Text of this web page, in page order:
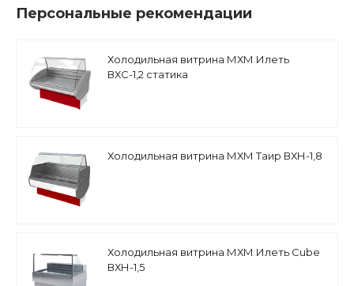
Персональные рекомендации
Холодильная витрина МХМ Илеть
ВХС-1,2 статика
Холодильная витрина МХМ Таир ВХН-1,8
Холодильная витрина МХМ Илеть Cube
ВХН-1,5